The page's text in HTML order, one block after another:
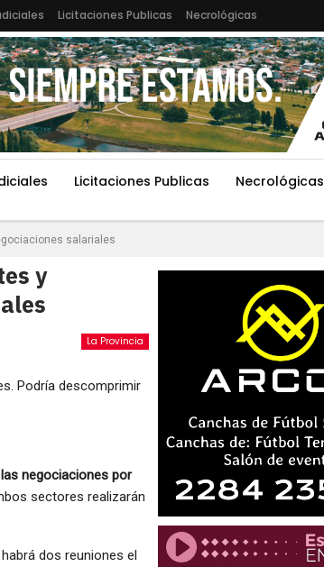
Licitaciones Publicas Necrológicas
Licitaciones Publicas Necrológicas
salariales
y
La Provincia
Podría descomprimir
negociaciones por
sectores realizarán
dos reuniones el